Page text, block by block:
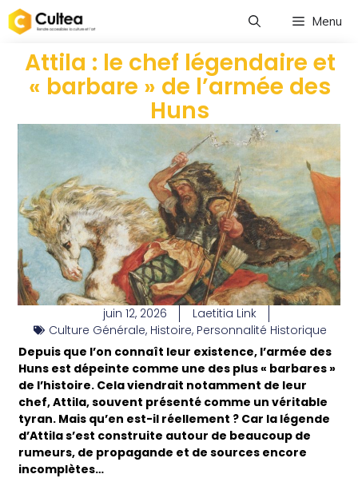
Menu
Attila : le chef légendaire et
« barbare » de l’armée des
Huns
juin 12, 2026
Laetitia Link
Culture Générale, Histoire, Personnalité Historique
Depuis que l’on connaît leur existence, l’armée des
Huns est dépeinte comme une des plus « barbares »
de l’histoire. Cela viendrait notamment de leur
chef, Attila, souvent présenté comme un véritable
tyran. Mais qu’en est-il réellement ? Car la légende
d’Attila s’est construite autour de beaucoup de
rumeurs, de propagande et de sources encore
incomplètes…